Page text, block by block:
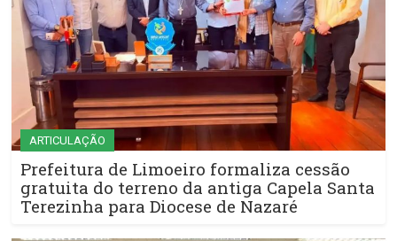
ARTICULAÇÃO
Prefeitura de Limoeiro formaliza cessão
gratuita do terreno da antiga Capela Santa
Terezinha para Diocese de Nazaré